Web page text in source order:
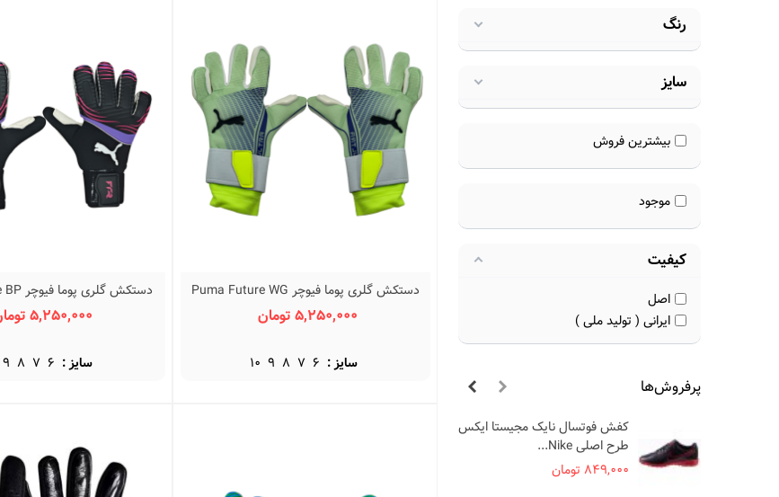
رنگ
سایز
بیشترین فروش
موجود
کیفیت
اصل
ایرانی ( تولید ملی )
پرفروش‌ها
کفش فوتسال نایک مجیستا ایکس
طرح اصلی Nike...
849,000 تومان
نمایش سریع
دستکش گلری پوما فیوچر Puma Future WG
5,250,000 تومان
سایز : 6
7
8
9
10
نمایش سریع
دستکش گلری پوما فیوچر Puma Future BP
5,250,000 تومان
سایز : 6
7
8
9